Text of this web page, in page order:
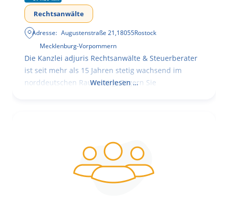
Rechtsanwälte
Adresse: Augustenstraße 21,18055Rostock
Mecklenburg-Vorpommern
Die Kanzlei adjuris Rechtsanwälte & Steuerberater
ist seit mehr als 15 Jahren stetig wachsend im
norddeutschen Raum tätig. Zögern Sie
Weiterlesen …